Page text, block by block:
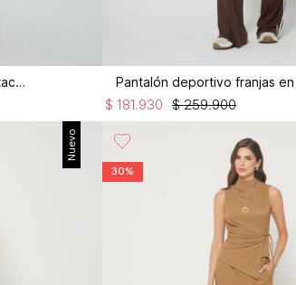
Jean wideleg tiro medio con taches
$ 259.900
$ 181.930
Nuevo
30%